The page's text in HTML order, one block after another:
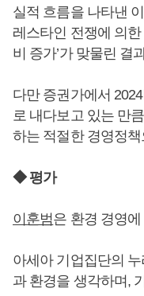
실적 흐름을 나타낸
레스타인 전쟁에 의한
비 증가’가 맞물린 결
다만 증권가에서
로 내다보고 있는 만큼
하는 적절한 경영정
◆ 평가
이훈범은 환경 경영
아세아 기업집단의
과 환경을 생각하며,